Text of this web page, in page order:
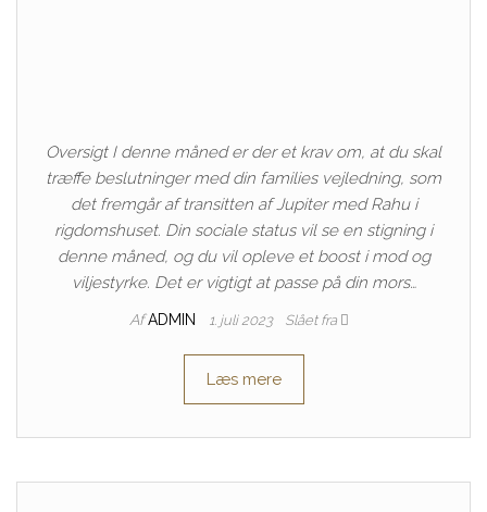
Oversigt I denne måned er der et krav om, at du skal
træffe beslutninger med din families vejledning, som
det fremgår af transitten af ​​Jupiter med Rahu i
rigdomshuset. Din sociale status vil se en stigning i
denne måned, og du vil opleve et boost i mod og
viljestyrke. Det er vigtigt at passe på din mors…
Af ADMIN 1. juli 2023 Slået fra
Læs mere